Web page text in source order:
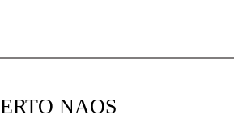
NAOS